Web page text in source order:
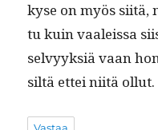
kyse on myös siitä,
tu kuin vaaleis­sa
selvyyk­siä vaan
siltä ettei niitä ollut.